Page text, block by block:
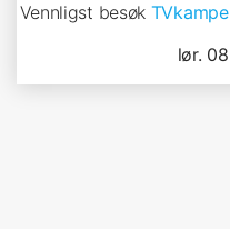
Vennligst besøk
lør.